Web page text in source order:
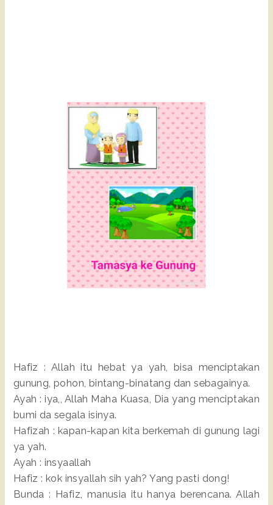
Hafiz : Allah itu hebat ya yah, bisa menciptakan
gunung, pohon, bintang-binatang dan sebagainya.
Ayah : iya,, Allah Maha Kuasa, Dia yang menciptakan
bumi da segala isinya.
Hafizah : kapan-kapan kita berkemah di gunung lagi
ya yah.
Ayah : insyaallah
Hafiz : kok insyallah sih yah? Yang pasti dong!
Bunda : Hafiz, manusia itu hanya berencana. Allah